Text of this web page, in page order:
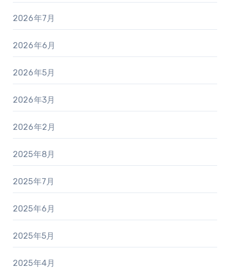
2026年7月
2026年6月
2026年5月
2026年3月
2026年2月
2025年8月
2025年7月
2025年6月
2025年5月
2025年4月